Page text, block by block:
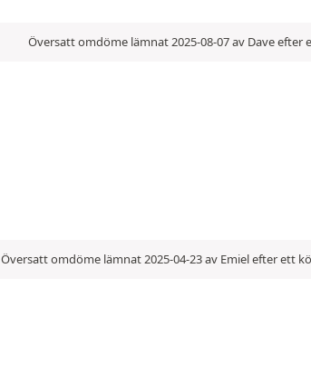
Översatt omdöme lämnat 2025-08-07 av Dave efter
Översatt omdöme lämnat 2025-04-23 av Emiel efter ett